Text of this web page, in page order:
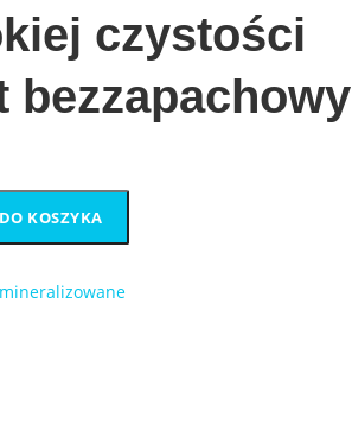
czystości
bezzapachowy
KOSZYKA